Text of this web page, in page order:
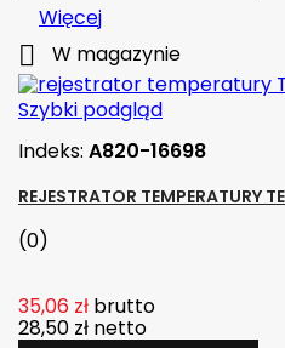
Więcej
 W magazynie
Szybki podgląd
Indeks: A820-16698
REJESTRATOR TEMPERATURY
(0)
35,06 zł brutto
28,50 zł netto